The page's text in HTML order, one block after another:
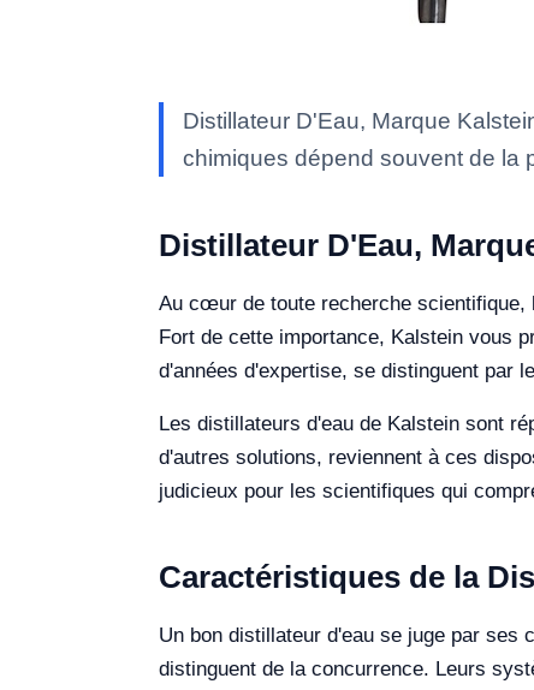
Distillateur D'Eau, Marque
chimiques dépend souvent de la
Distillateur D'Eau,
Au cœur de toute recherche scientifique,
Fort de cette importance, Kalstein vous
d'années d'expertise, se distinguent par
Les distillateurs d'eau de Kalstein sont
d'autres solutions, reviennent à ces
judicieux pour les scientifiques qui
Caractéristiques de la
Un bon distillateur d'eau se juge par ses
distinguent de la concurrence. Leurs